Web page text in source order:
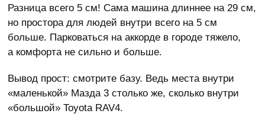
Разница всего 5 см! Сама машина длиннее на 29 см,
но простора для людей внутри всего на 5 см
больше. Парковаться на аккорде в городе тяжело,
а комфорта не сильно и больше.
Вывод прост: смотрите базу. Ведь места внутри
«маленькой» Мазда 3 столько же, сколько внутри
«большой» Toyota RAV4.